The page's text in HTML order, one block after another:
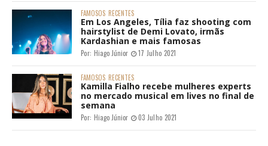
FAMOSOS RECENTES
Em Los Angeles, Tília faz shooting com
hairstylist de Demi Lovato, irmãs
Kardashian e mais famosas
Por: Hiago Júnior 17 Julho 2021
FAMOSOS RECENTES
Kamilla Fialho recebe mulheres experts
no mercado musical em lives no final de
semana
Por: Hiago Júnior 03 Julho 2021